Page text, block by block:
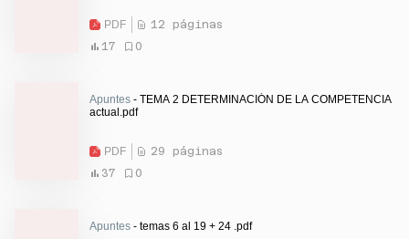
PDF
12 páginas
17
0
Apuntes - TEMA 2 DETERMINACIÓN DE LA COMPETENCIA
actual.pdf
PDF
29 páginas
37
0
Apuntes - temas 6 al 19 + 24 .pdf